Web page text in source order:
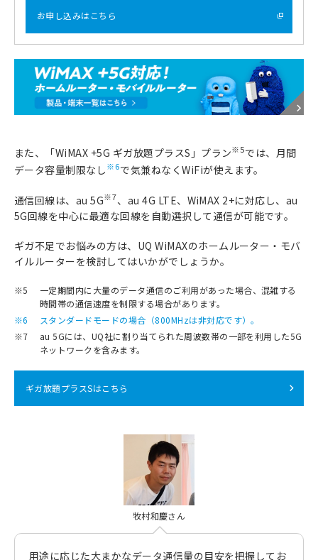
お申し込みはこちら
また、「WiMAX +5G ギガ放題プラスS」プラン※5では、月間
データ容量制限なし※6で気兼ねなくWiFiが使えます。
通信回線は、au 5G※7、au 4G LTE、WiMAX 2+に対応し、au
5G回線を中心に最適な回線を自動選択して通信が可能です。
ギガ不足でお悩みの方は、UQ WiMAXのホームルーター・モバ
イルルーターを検討してはいかがでしょうか。
※5
一定期間内に大量のデータ通信のご利用があった場合、混雑する
時間帯の通信速度を制限する場合があります。
※6
スタンダードモードの場合（800MHzは非対応です）。
※7
au 5Gには、UQ社に割り当てられた周波数帯の一部を利用した5G
ネットワークを含みます。
ギガ放題プラスSはこちら
牧村和慶さん
用途に応じた大まかなデータ通信量の目安を把握してお